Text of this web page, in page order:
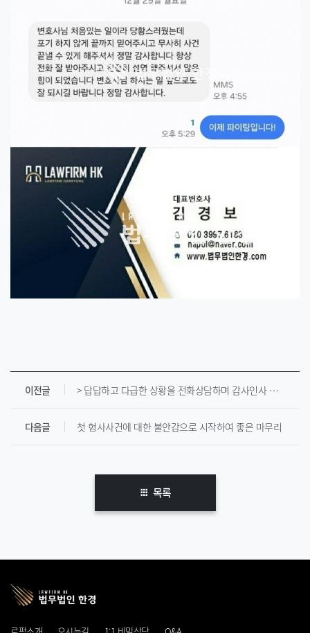
이전글 > 답답하고 다급한 상황을 전화상담하며 감사인사 받고 추가 선임사례
다음글 첫 형사사건에 대한 불안감으로 시작하여 좋은 마무리
목록